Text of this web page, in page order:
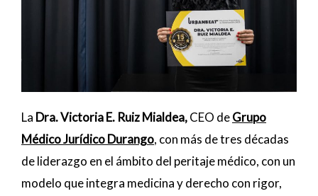
La Dra. Victoria E. Ruiz Mialdea,CEO deGrupo
Médico Jurídico Durango, con más de tres décadas
de liderazgo en el ámbito del peritaje médico, con un
modelo que integra medicina y derecho con rigor,